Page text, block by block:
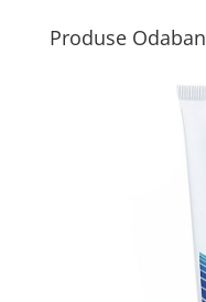
Produse Odaban